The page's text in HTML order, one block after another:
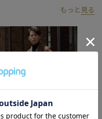
影の画像をご参考下さい。
で実際の商品と仕様、加
す。
ご了承ください。
もっと 見る